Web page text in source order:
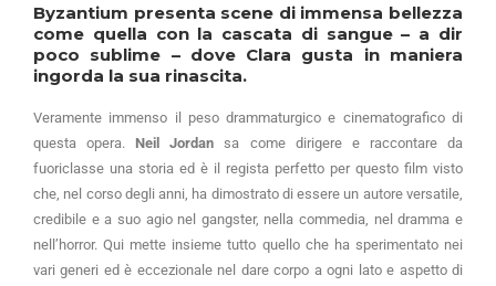
Byzantium presenta scene di immensa bellezza
come quella con la cascata di sangue – a dir
poco sublime – dove Clara gusta in maniera
ingorda la sua rinascita.
Veramente immenso il peso drammaturgico e cinematografico di
questa opera. Neil Jordan sa come dirigere e raccontare da
fuoriclasse una storia ed è il regista perfetto per questo film visto
che, nel corso degli anni, ha dimostrato di essere un autore versatile,
credibile e a suo agio nel gangster, nella commedia, nel dramma e
nell’horror. Qui mette insieme tutto quello che ha sperimentato nei
vari generi ed è eccezionale nel dare corpo a ogni lato e aspetto di